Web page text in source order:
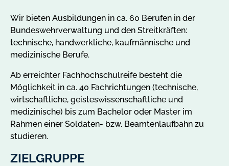
Wir bieten Ausbildungen in ca. 60 Berufen in der
Bundeswehrverwaltung und den Streitkräften:
technische, handwerkliche, kaufmännische und
medizinische Berufe.
Ab erreichter Fachhochschulreife besteht die
Möglichkeit in ca. 40 Fachrichtungen (technische,
wirtschaftliche, geisteswissenschaftliche und
medizinische) bis zum Bachelor oder Master im
Rahmen einer Soldaten- bzw. Beamtenlaufbahn zu
studieren.
ZIELGRUPPE